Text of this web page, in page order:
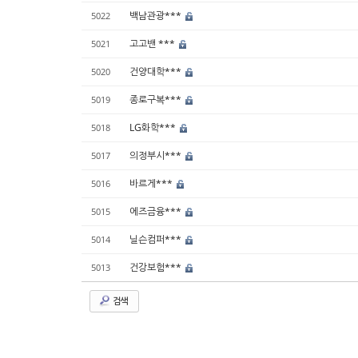
5022 백남관광***
5021 고고밴 ***
5020 건양대학***
5019 종로구복***
5018 LG화학***
5017 의정부시***
5016 바르게***
5015 에즈금융***
5014 닐슨컴퍼***
5013 건강보험***
검색